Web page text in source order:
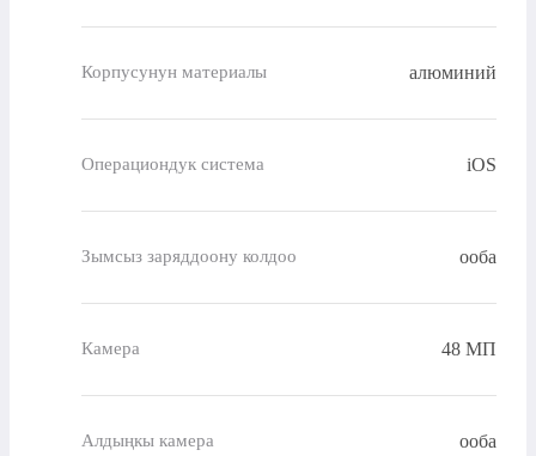
Корпусунун материалы алюминий
Операциондук система iOS
Зымсыз заряддоону колдоо ооба
Камера 48 МП
Алдыңкы камера ооба